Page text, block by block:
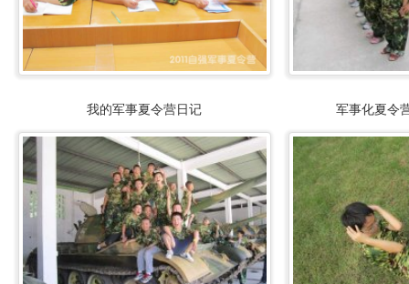
我的军事夏令营日记 军事化夏令